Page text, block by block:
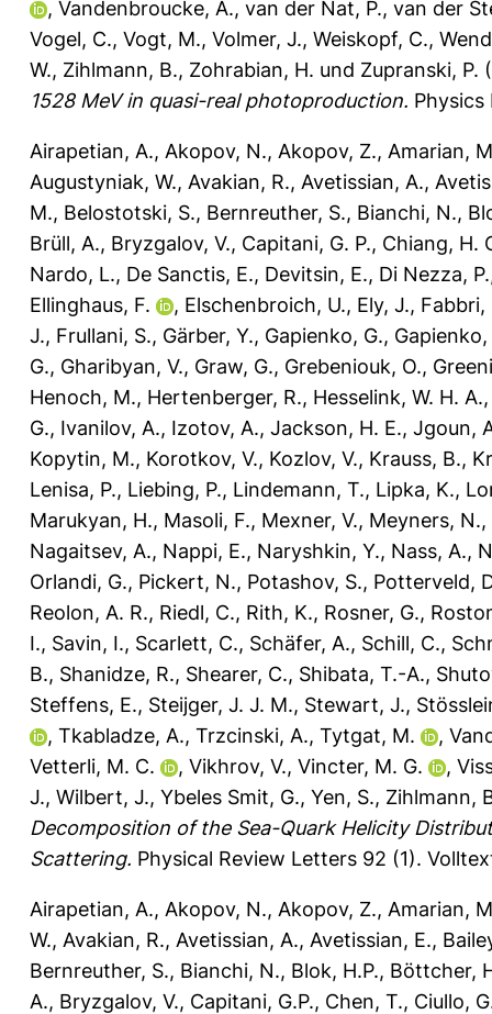
, Vandenbroucke, A., van der Nat, P., van der
Vogel, C., Vogt, M., Volmer, J., Weiskopf, C.,
W., Zihlmann, B., Zohrabian, H. und Zupranski, P.
1528 MeV in quasi-real photoproduction.
Airapetian, A., Akopov, N., Akopov, Z., Amarian,
Augustyniak, W., Avakian, R., Avetissian, A.,
M., Belostotski, S., Bernreuther, S., Bianchi, N.,
Brüll, A., Bryzgalov, V., Capitani, G. P., Chiang, H.
Nardo, L., De Sanctis, E., Devitsin, E., Di Nezza, P.
Ellinghaus, F.
, Elschenbroich, U., Ely, J., Fabbri,
J., Frullani, S., Gärber, Y., Gapienko, G., Gapienko,
G., Gharibyan, V., Graw, G., Grebeniouk, O.,
Henoch, M., Hertenberger, R., Hesselink, W. H. A.
G., Ivanilov, A., Izotov, A., Jackson, H. E., Jgoun,
Kopytin, M., Korotkov, V., Kozlov, V., Krauss, B.,
Lenisa, P., Liebing, P., Lindemann, T., Lipka, K.,
Marukyan, H., Masoli, F., Mexner, V., Meyners, N.,
Nagaitsev, A., Nappi, E., Naryshkin, Y., Nass, A.,
Orlandi, G., Pickert, N., Potashov, S., Potterveld,
Reolon, A. R., Riedl, C., Rith, K., Rosner, G.,
I., Savin, I., Scarlett, C., Schäfer, A., Schill, C.,
B., Shanidze, R., Shearer, C., Shibata, T.-A.,
Steffens, E., Steijger, J. J. M., Stewart, J.,
, Tkabladze, A., Trzcinski, A., Tytgat, M. ,
Vetterli, M. C.
, Vikhrov, V., Vincter, M. G. ,
J., Wilbert, J., Ybeles Smit, G., Yen, S., Zihlmann,
Decomposition of the Sea-Quark Helicity
Scattering. Physical Review Letters 92 (1).
Airapetian, A., Akopov, N., Akopov, Z., Amarian,
W., Avakian, R., Avetissian, A., Avetissian, E.,
Bernreuther, S., Bianchi, N., Blok, H.P., Böttcher,
A., Bryzgalov, V., Capitani, G.P., Chen, T., Ciullo,